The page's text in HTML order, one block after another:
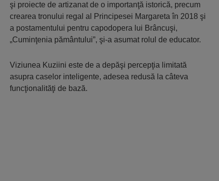
şi proiecte de artizanat de o importanţă istorică, precum
crearea tronului regal al Principesei Margareta în 2018 şi
a postamentului pentru capodopera lui Brâncuşi,
„Cuminţenia pământului”, şi-a asumat rolul de educator.
Viziunea Kuziini este de a depăşi percepţia limitată
asupra caselor inteligente, adesea redusă la câteva
funcţionalităţi de bază.